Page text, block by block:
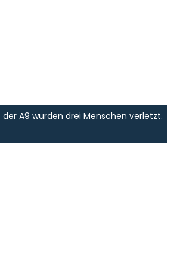
A9 wurden drei Menschen verletzt.